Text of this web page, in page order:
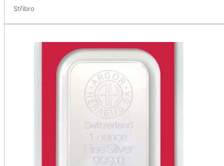
Stříbro